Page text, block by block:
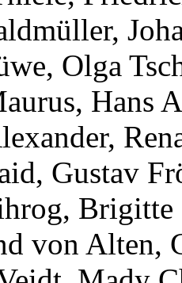
Olga
Hans
Gustav
von Alten,